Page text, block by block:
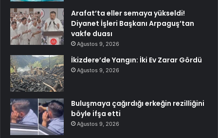
Arafat’ta eller semaya yükseldi!
Diyanet İşleri Başkanı Arpaguş’tan
vakfe duası
Ağustos 9, 2026
İkizdere’de Yangın: İki Ev Zarar Gördü
Ağustos 9, 2026
Buluşmaya çağırdığı erkeğin rezilliğini
böyle ifşa etti
Ağustos 9, 2026